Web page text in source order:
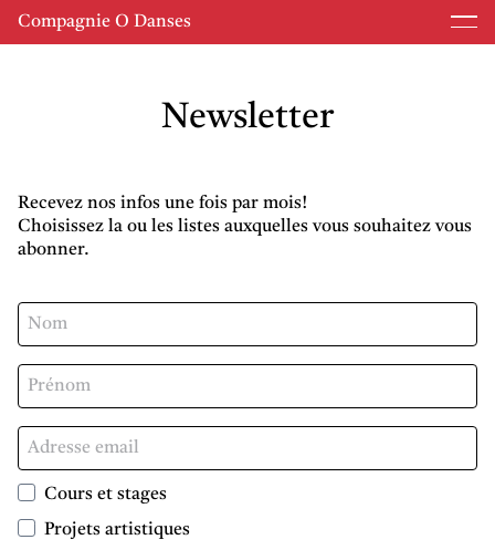
Compagnie O Danses
Newsletter
Recevez nos infos une fois par mois!
Choisissez la ou les listes auxquelles vous souhaitez vous
abonner.
Cours et stages
Projets artistiques